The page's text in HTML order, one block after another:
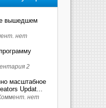
вышедшем
нет
2
масштабное
Updat...
нет